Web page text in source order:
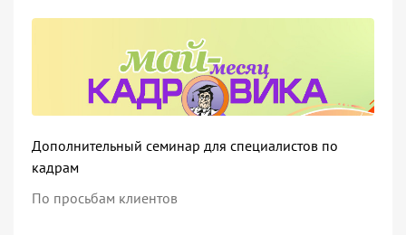
Дополнительный семинар для специалистов по
кадрам
По просьбам клиентов